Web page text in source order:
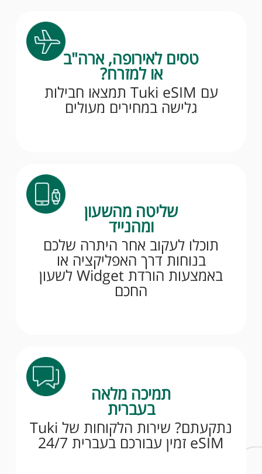
טסים לאירופה, ארה"ב
או למזרח?
עם Tuki eSIM תמצאו חבילות
גלישה במחירים מעולים
שליטה מהשעון
ומהנייד
תוכלו לעקוב אחר היתרה שלכם
בנוחות דרך האפליקציה או
באמצעות הורדת Widget לשעון
החכם
תמיכה מלאה
בעברית
נתקעתם? שירות הלקוחות של Tuki
eSIM זמין עבורכם בעברית 24/7